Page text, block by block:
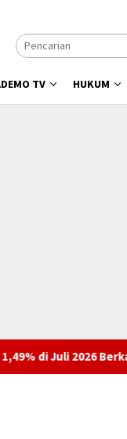
TV HUKUM
Tangan Dingin